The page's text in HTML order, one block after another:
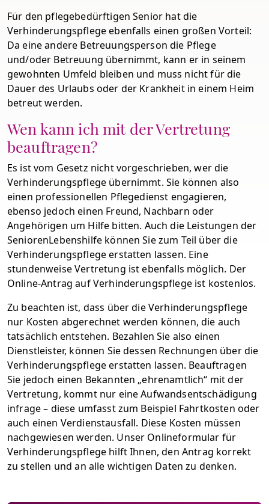
Für den pflegebedürftigen Senior hat die
Verhinderungspflege ebenfalls einen großen Vorteil:
Da eine andere Betreuungsperson die Pflege
und/oder Betreuung übernimmt, kann er in seinem
gewohnten Umfeld bleiben und muss nicht für die
Dauer des Urlaubs oder der Krankheit in einem Heim
betreut werden.
Wen kann ich mit der Vertretung
beauftragen?
Es ist vom Gesetz nicht vorgeschrieben, wer die
Verhinderungspflege übernimmt. Sie können also
einen professionellen Pflegedienst engagieren,
ebenso jedoch einen Freund, Nachbarn oder
Angehörigen um Hilfe bitten. Auch die Leistungen der
SeniorenLebenshilfe können Sie zum Teil über die
Verhinderungspflege erstatten lassen. Eine
stundenweise Vertretung ist ebenfalls möglich. Der
Online-Antrag auf Verhinderungspflege ist kostenlos.
Zu beachten ist, dass über die Verhinderungspflege
nur Kosten abgerechnet werden können, die auch
tatsächlich entstehen. Bezahlen Sie also einen
Dienstleister, können Sie dessen Rechnungen über die
Verhinderungspflege erstatten lassen. Beauftragen
Sie jedoch einen Bekannten „ehrenamtlich“ mit der
Vertretung, kommt nur eine Aufwandsentschädigung
infrage – diese umfasst zum Beispiel Fahrtkosten oder
auch einen Verdienstausfall. Diese Kosten müssen
nachgewiesen werden. Unser Onlineformular für
Verhinderungspflege hilft Ihnen, den Antrag korrekt
zu stellen und an alle wichtigen Daten zu denken.